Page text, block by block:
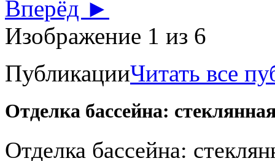
Вперёд ►
Изображение 1 из 6
ПубликацииЧитать все
Отделка бассейна:
Отделка бассейна: